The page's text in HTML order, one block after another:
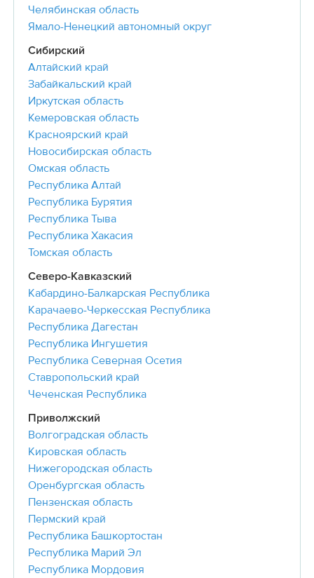
Челябинская область
Ямало-Ненецкий автономный округ
Сибирский
Алтайский край
Забайкальский край
Иркутская область
Кемеровская область
Красноярский край
Новосибирская область
Омская область
Республика Алтай
Республика Бурятия
Республика Тыва
Республика Хакасия
Томская область
Северо-Кавказский
Кабардино-Балкарская Республика
Карачаево-Черкесская Республика
Республика Дагестан
Республика Ингушетия
Республика Северная Осетия
Ставропольский край
Чеченская Республика
Приволжский
Волгоградская область
Кировская область
Нижегородская область
Оренбургская область
Пензенская область
Пермский край
Республика Башкортостан
Республика Марий Эл
Республика Мордовия